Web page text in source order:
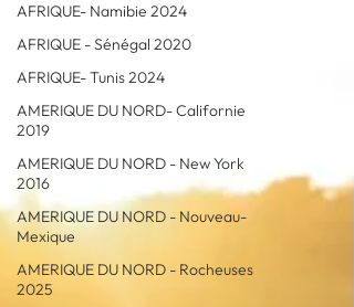
AFRIQUE- Namibie 2024
AFRIQUE - Sénégal 2020
AFRIQUE- Tunis 2024
AMERIQUE DU NORD- Californie
2019
AMERIQUE DU NORD - New York
2016
AMERIQUE DU NORD - Nouveau-
Mexique
AMERIQUE DU NORD - Rocheuses
2025